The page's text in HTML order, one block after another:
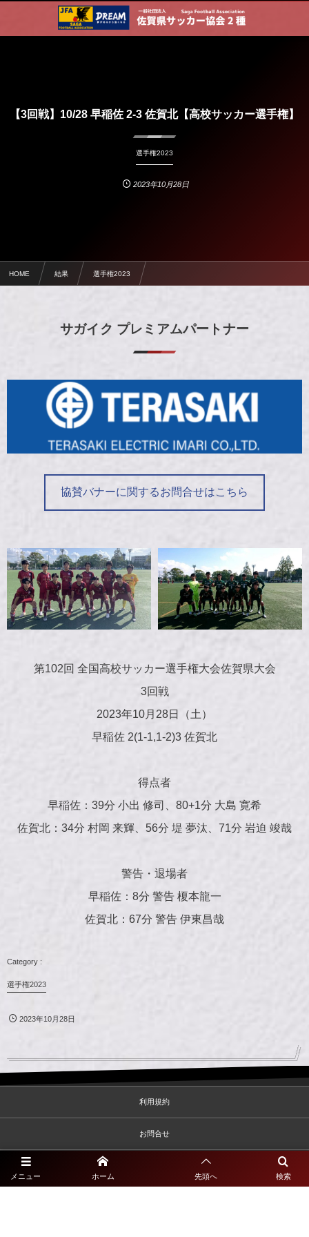
【3回戦】10/28 早稲佐 2-3 佐賀北【高校サッカー選手権】
選手権2023
2023年10月28日
HOME 結果 選手権2023
サガイク プレミアムパートナー
協賛バナーに関するお問合せはこちら
第102回 全国高校サッカー選手権大会佐賀県大会
3回戦
2023年10月28日（土）
早稲佐 2(1-1,1-2)3 佐賀北
得点者
早稲佐：39分 小出 修司、80+1分 大島 寛希
佐賀北：34分 村岡 来輝、56分 堤 夢汰、71分 岩迫 竣哉
警告・退場者
早稲佐：8分 警告 榎本龍一
佐賀北：67分 警告 伊東昌哉
選手権2023
2023年10月28日
メニュー 検索
ホーム 先頭へ
利用規約
お問合せ